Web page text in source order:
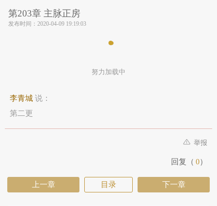
第203章 主脉正房
发布时间： 2020-04-09 19:19:03
努力加载中
李青城 说：
第二更
举报
回复（ 0）
上一章 目录 下一章